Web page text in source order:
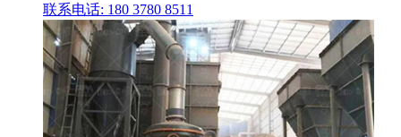
联系电话: 180 3780 8511